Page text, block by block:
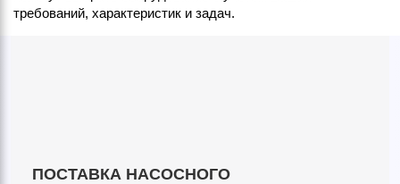
требований, характеристик и задач.
ПОСТАВКА НАСОСНОГО